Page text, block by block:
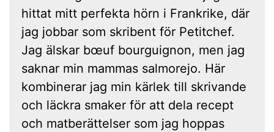
hittat mitt perfekta hörn i Frankrike, där
jag jobbar som skribent för Petitchef.
Jag älskar bœuf bourguignon, men jag
saknar min mammas salmorejo. Här
kombinerar jag min kärlek till skrivande
och läckra smaker för att dela recept
och matberättelser som jag hoppas